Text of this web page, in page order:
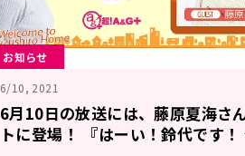
お知らせ
6/10, 2021
6月10日の放送には、藤原夏海さ
トに登場！ 『はーい！鈴代です！